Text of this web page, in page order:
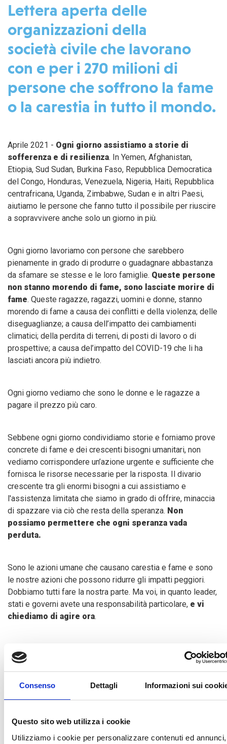
Consenso Dettagli Informazioni sui
Questo sito web utilizza i cookie
Utilizziamo i cookie per personalizzare contenuti ed annunci,
Lettera aperta delle
organizzazioni della
società civile che lavorano
con e per i 270 milioni di
persone che soffrono la fame
o la carestia in tutto il mondo.
Aprile 2021 - Ogni giorno assistiamo a storie di
sofferenza e di resilienza. In Yemen, Afghanistan,
Etiopia, Sud Sudan, Burkina Faso, Repubblica Democratica
del Congo, Honduras, Venezuela, Nigeria, Haiti, Repubblica
centrafricana, Uganda, Zimbabwe, Sudan e in altri Paesi,
aiutiamo le persone che fanno tutto il possibile per riuscire
a sopravvivere anche solo un giorno in più.
Ogni giorno lavoriamo con persone che sarebbero
pienamente in grado di produrre o guadagnare abbastanza
da sfamare se stesse e le loro famiglie. Queste persone
non stanno morendo di fame, sono lasciate morire di
fame. Queste ragazze, ragazzi, uomini e donne, stanno
morendo di fame a causa dei conflitti e della violenza; delle
diseguaglianze; a causa dell’impatto dei cambiamenti
climatici; della perdita di terreni, di posti di lavoro o di
prospettive; a causa del’impatto del COVID-19 che li ha
lasciati ancora più indietro.
Ogni giorno vediamo che sono le donne e le ragazze a
pagare il prezzo più caro.
Sebbene ogni giorno condividiamo storie e forniamo prove
concrete di fame e dei crescenti bisogni umanitari, non
vediamo corrispondere un’azione urgente e sufficiente che
fornisca le risorse necessarie per la risposta. Il divario
crescente tra gli enormi bisogni a cui assistiamo e
l'assistenza limitata che siamo in grado di offrire, minaccia
di spazzare via ciò che resta della speranza. Non
possiamo permettere che ogni speranza vada
perduta.
Sono le azioni umane che causano carestia e fame e sono
le nostre azioni che possono ridurre gli impatti peggiori.
Dobbiamo tutti fare la nostra parte. Ma voi, in quanto leader,
stati e governi avete una responsabilità particolare, e vi
chiediamo di agire ora.
Vi invitiamo a mettere a disposizione gli ulteriori 5,5 miliardi
uomini in tutto il mondo che sono a un passo dalla carestia.